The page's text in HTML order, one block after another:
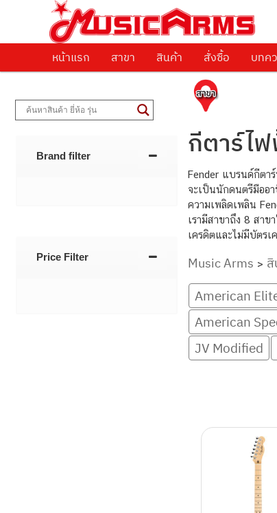
Music Arms
ศูนย์รวมครื่องดนตรีทุกชนิด ตั้งแต่เริ่มต้นถึงมืออาชีพ
Skip to primary content
Skip to secondary content
หน้าแรก สาขา สินค้า สั่งซื้อ บทค
กีตาร์ไ
Fender แบรนด์กีตา
จะเป็นนักดนตรีมืออ
ความเพลิดเพลิน
เรามีสาขาถึง 8 สาข
เครดิตและไม่มีบัตร
Music Arms > สิ
American
American
JV Modified
Brand filter
Price Filter